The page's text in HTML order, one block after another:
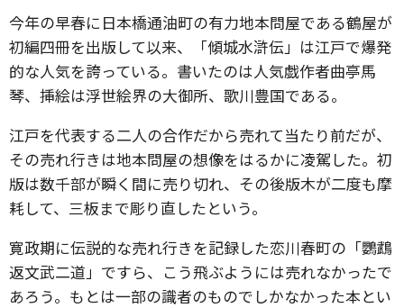
今年の早春に日本橋通油町の有力地本問屋である鶴屋が
初編四冊を出版して以来、「傾城水滸伝」は江戸で爆発
的な人気を誇っている。書いたのは人気戯作者曲亭馬
琴、挿絵は浮世絵界の大御所、歌川豊国である。
江戸を代表する二人の合作だから売れて当たり前だが、
その売れ行きは地本問屋の想像をはるかに凌駕した。初
版は数千部が瞬く間に売り切れ、その後版木が二度も摩
耗して、三板まで彫り直したという。
寛政期に伝説的な売れ行きを記録した恋川春町の「鸚鵡
返文武二道」ですら、こう飛ぶようには売れなかったで
あろう。もとは一部の識者のものでしかなかった本とい